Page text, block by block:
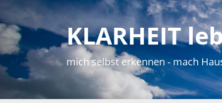
KLARHEIT
mich selbst erkennen - mach